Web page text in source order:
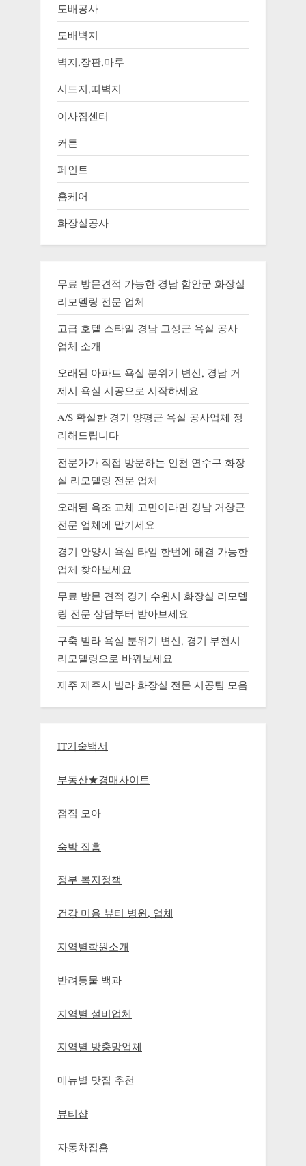
도배공사
도배벽지
벽지,장판,마루
시트지,띠벽지
이사짐센터
커튼
페인트
홈케어
화장실공사
무료 방문견적 가능한 경남 함안군 화장실
리모델링 전문 업체
고급 호텔 스타일 경남 고성군 욕실 공사
업체 소개
오래된 아파트 욕실 분위기 변신, 경남 거
제시 욕실 시공으로 시작하세요
A/S 확실한 경기 양평군 욕실 공사업체 정
리해드립니다
전문가가 직접 방문하는 인천 연수구 화장
실 리모델링 전문 업체
오래된 욕조 교체 고민이라면 경남 거창군
전문 업체에 맡기세요
경기 안양시 욕실 타일 한번에 해결 가능한
업체 찾아보세요
무료 방문 견적 경기 수원시 화장실 리모델
링 전문 상담부터 받아보세요
구축 빌라 욕실 분위기 변신, 경기 부천시
리모델링으로 바꿔보세요
제주 제주시 빌라 화장실 전문 시공팀 모음
IT기술백서
부동산★경매사이트
점짐 모아
숙박 집홈
정부 복지정책
건강 미용 뷰티 병원, 업체
지역별학원소개
반려동물 백과
지역별 설비업체
지역별 방충망업체
메뉴별 맛집 추천
뷰티샵
자동차집홈